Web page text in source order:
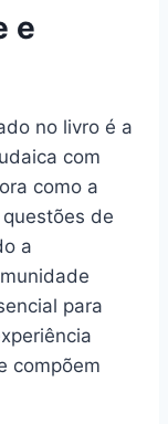
e
no livro é a
com
como a
de
a
para
compõem